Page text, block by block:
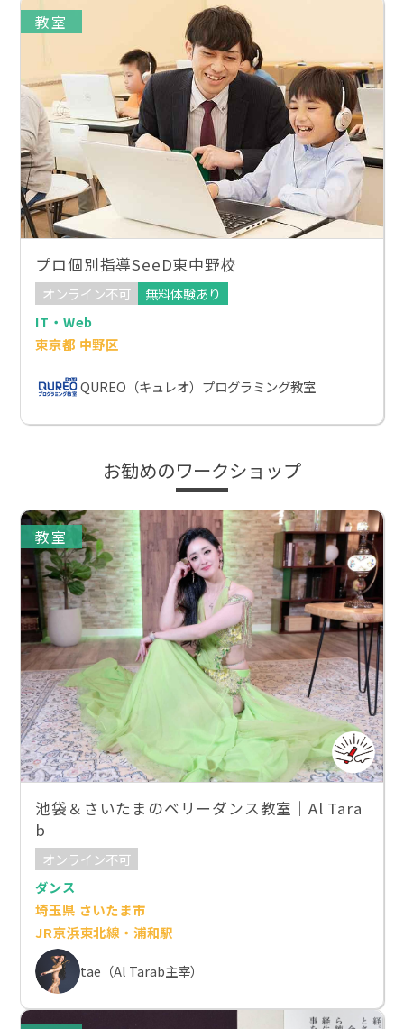
教室
プロ個別指導SeeD東中野校
オンライン不可
無料体験あり
IT・Web
東京都 中野区
QUREO（キュレオ）プログラミング教室
お勧めのワークショップ
教室
池袋＆さいたまのベリーダンス教室｜Al Tara
b
オンライン不可
ダンス
埼玉県 さいたま市
JR京浜東北線・浦和駅
tae（Al Tarab主宰）